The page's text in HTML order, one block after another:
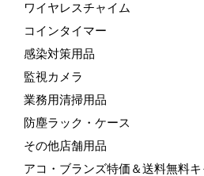
ワイヤレスチャイム
コインタイマー
感染対策用品
監視カメラ
業務用清掃用品
防塵ラック・ケース
その他店舗用品
アコ・ブランズ特価＆送料無料